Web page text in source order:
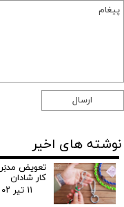
ارسال
نوشته های اخیر
تعویض مدبَر
کار شادان
۱۱ تیر ۰۲